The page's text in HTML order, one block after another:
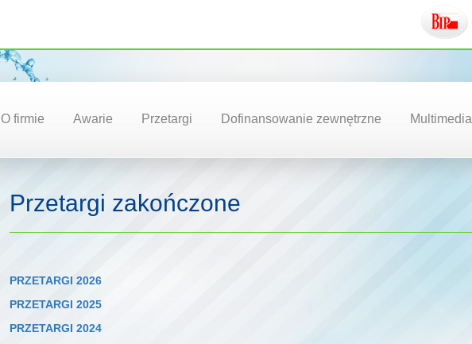
O firmie Awarie Przetargi Dofinansowanie zewnętrzne Multimedia
Przetargi zakończone
PRZETARGI 2026
PRZETARGI 2025
PRZETARGI 2024